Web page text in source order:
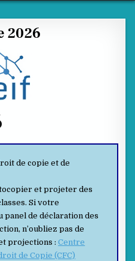
2026
de copie et de
et projeter des
Si votre
de déclaration des
n’oubliez pas de
projections :Centre
de Copie (CFC)